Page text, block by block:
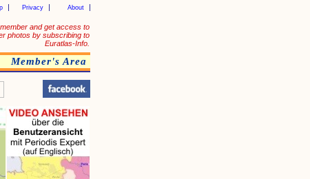
and get access to
photos by subscribing to
Euratlas-Info.
About
Privacy
Member's Area